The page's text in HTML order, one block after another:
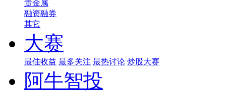
贵金属
融资融券
其它
大赛
最佳收益 最多关注 最热讨论 炒股大赛
阿牛智投